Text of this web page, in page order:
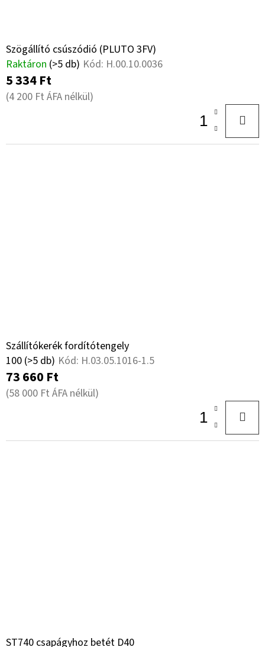
Szögállító csúszódió (PLUTO 3FV)
Raktáron (>5 db) Kód: H.00.10.0036
5 334 Ft
(4 200 Ft ÁFA nélkül)
Szállítókerék fordítótengely
100 (>5 db) Kód: H.03.05.1016-1.5
73 660 Ft
(58 000 Ft ÁFA nélkül)
ST740 csapágyhoz betét D40